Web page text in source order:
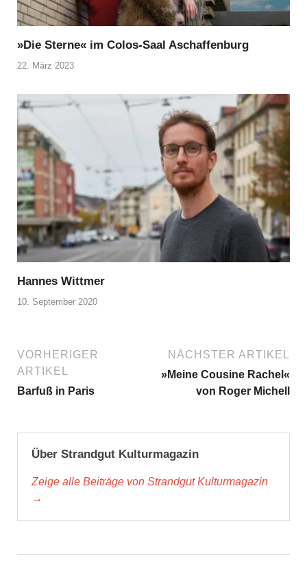
»Die Sterne« im Colos-Saal Aschaffenburg
22. März 2023
Hannes Wittmer
10. September 2020
VORHERIGER
ARTIKEL
Barfuß in Paris
NÄCHSTER ARTIKEL
»Meine Cousine Rachel«
von Roger Michell
Über Strandgut Kulturmagazin
Zeige alle Beiträge von Strandgut Kulturmagazin
→